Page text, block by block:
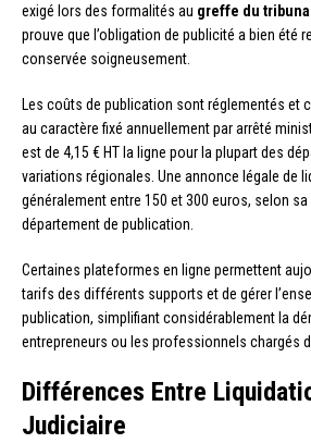
exigé lors des formalités au greffe du
prouve que l’obligation de publicité a bien été
conservée soigneusement.
Les coûts de publication sont réglementés et
au caractère fixé annuellement par arrêté
est de 4,15 € HT la ligne pour la plupart des
variations régionales. Une annonce légale de
généralement entre 150 et 300 euros, selon
département de publication.
Certaines plateformes en ligne permettent
tarifs des différents supports et de gérer
publication, simplifiant considérablement la
entrepreneurs ou les professionnels chargés
Différences Entre
Judiciaire